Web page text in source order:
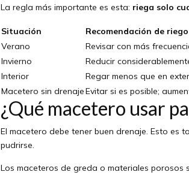
La regla más importante es esta: riega solo
Situación
Recomendación de riego
Verano
Revisar con más
Invierno
Reducir
Interior
Regar menos que en
Macetero sin drenajeEvitar si es posible;
¿Qué macetero usar
El macetero debe tener buen drenaje. Esto es
pudrirse.
Los maceteros de greda o materiales